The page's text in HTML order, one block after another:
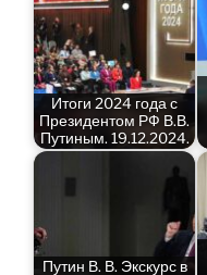
Итоги 2024 года с
Президентом РФ В.В.
Путиным. 19.12.2024.
Путин В. В. Экскурс в